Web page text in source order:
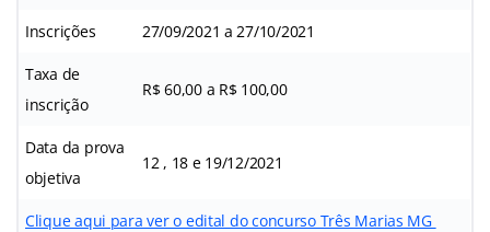
Inscrições 27/09/2021 a 27/10/2021
Taxa de
inscrição
R$ 60,00 a R$ 100,00
Data da prova
objetiva
12 , 18 e 19/12/2021
Clique aqui para ver o edital do concurso Três Marias MG